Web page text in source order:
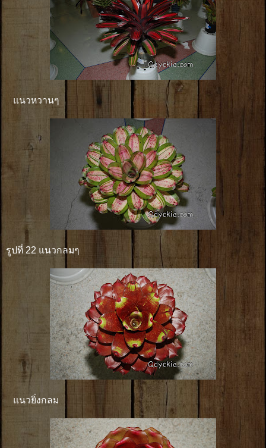
แนวหวานๆ
รูปที่ 22 แนวกลมๆ
แนวยิ่งกลม